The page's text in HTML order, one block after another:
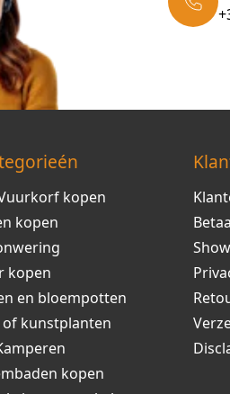
kopen
kopen
kopen
en bloempotten
kunstplanten
kopen